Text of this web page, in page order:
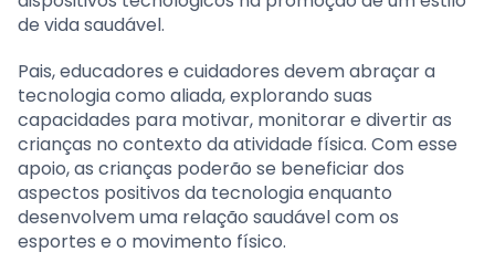
de vida saudável.
Pais, educadores e cuidadores devem abraçar a
tecnologia como aliada, explorando suas
capacidades para motivar, monitorar e divertir as
crianças no contexto da atividade física. Com esse
apoio, as crianças poderão se beneficiar dos
aspectos positivos da tecnologia enquanto
desenvolvem uma relação saudável com os
esportes e o movimento físico.